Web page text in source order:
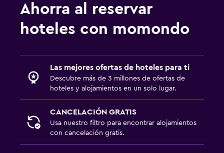
Ahorra al reservar
hoteles con momondo
Las mejores ofertas de hoteles para ti
Descubre más de 3 millones de ofertas de
hoteles y alojamientos en un solo lugar.
CANCELACIÓN GRATIS
Usa nuestro filtro para encontrar alojamientos
con cancelación gratis.